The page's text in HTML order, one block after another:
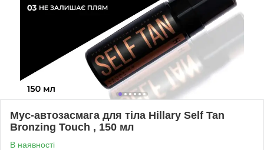
Мус-автозасмага для тіла Hillary Self Tan
Bronzing Touch , 150 мл
В наявності